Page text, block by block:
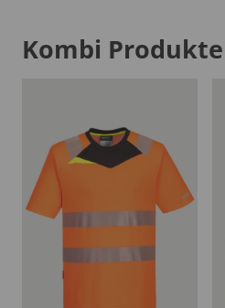
Kombi Produkte